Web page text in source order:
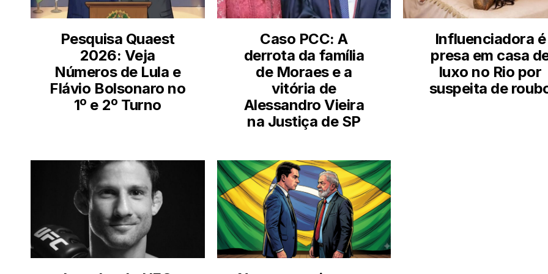
Pesquisa Quaest
2026: Veja
Números de Lula e
Flávio Bolsonaro no
1º e 2º Turno
Caso PCC: A
derrota da família
de Moraes e a
vitória de
Alessandro Vieira
na Justiça de SP
Influenciadora é
presa em casa
luxo no Rio por
suspeita de